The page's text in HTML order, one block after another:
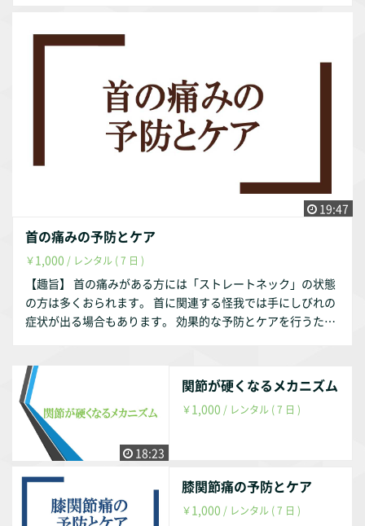
恭三 著、筋力低下のメカニズム／理学療法21巻3号、メディ
年』 『山田実 著、加齢に伴う筋力低下と理学療法 ／理学療
法33巻6号、メディカルプレス、2016年』 『水野谷 航 著、
骨格筋線維タイプの食品栄養学的制御に関する研究／日本栄
養・食糧学会誌第69巻１号、公益社団法人 日本栄養・食糧学
会、2016年』 【動画配信期間】 動画配信後、最大1年間とし
ます。（理由は趣旨説明動画をご参照ください。） 作成者・
弊社の判断により1年未満でも削除する事はあります。
に関連する筋肉 足部のアーチ（土踏まず） ②足部の痛みの
【お試し視聴希望の方へ】 YouTubeにて動画の一部をお試し
動画として配信しております。 https://youtu.be/o8E8ztE3g
格】 理学療法士 福祉住環境コーディネーター2級 【自己紹
介】 このサルース・インパラーレの企画・運営を行っており
ます。 会社設立以前は理学療法士として療養型病院・訪問看
護ステーション・クリニックで勤務していました。 クリニッ
歯薬出版、2003年』 『Donald A.Neumann 原著、嶋田 智
明・平田 総一郎 翻訳、筋骨格系のキネシオロジー、医歯薬出
版株式会社、2005年』 『吉田昌平・吉川信人 著、足関節・
足部の機能解剖学的理解のポイント／理学療法31巻２号、メ
ディカルプレス、2014年』 『加賀谷善教 著、足部・足関節
（下記URL）』 http://www.jcoa.gr.jp/health/clinic/ankle/a
nkle-1.html 【動画配信期間】 動画配信後、最大1年間としま
す。（理由は趣旨説明動画をご参照ください。） 作成者・弊
社の判断により1年未満でも削除する事はあります。
19:47
首の痛みの予防とケア
￥1,000 / レンタル ( 7 日 )
【趣旨】 首の痛みがある方には「ストレートネック」の状態
の方は多くおられます。 首に関連する怪我では手にしびれの
症状が出る場合もあります。 効果的な予防とケアを行うため
首に関連する筋肉 ②首の痛みの予防とケア 首の代表的な怪
我 首の痛みの予防とケア 【お試し視聴希望の方へ】 YouTu
beにて動画の一部をお試し動画として配信しております。 ht
tps://youtu.be/2qjRDtSAIaU 【作成者】 株式会社occasione
代表取締役 福山 茂 【資格】 理学療法士 福祉住環境コーデ
企画・運営を行っております。 会社設立以前は理学療法士と
して療養型病院・訪問看護ステーション・クリニックで勤務
18:23
関節が硬くなるメカニズム
￥1,000 / レンタル ( 7 日 )
膝関節痛の予防とケア
￥1,000 / レンタル ( 7 日 )